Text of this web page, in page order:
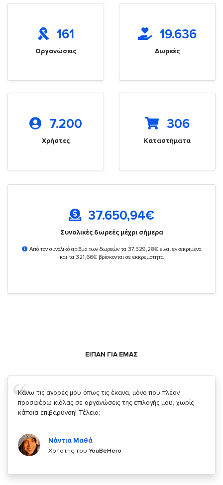
161
Οργανώσεις
19.636
Δωρεές
7.200
Χρήστες
306
Καταστήματα
37.650,94€
Συνολικές δωρεές μέχρι σήμερα
Από τον συνολικό αριθμό των δωρεών τα 37.329,28€ είναι εγκεκριμένα
και τα 321,66€ βρίσκονται σε εκκρεμότητα
ΕΙΠΑΝ ΓΙΑ ΕΜΑΣ
Σας ευχαριστώ που μας δίνετε την δυνατότητα να κάνουμε
κάτι!
Χρήστης τουYouBeHero